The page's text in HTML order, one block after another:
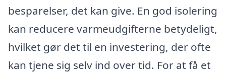
besparelser, det kan give. En god isolering
kan reducere varmeudgifterne betydeligt,
hvilket gør det til en investering, der ofte
kan tjene sig selv ind over tid. For at få et